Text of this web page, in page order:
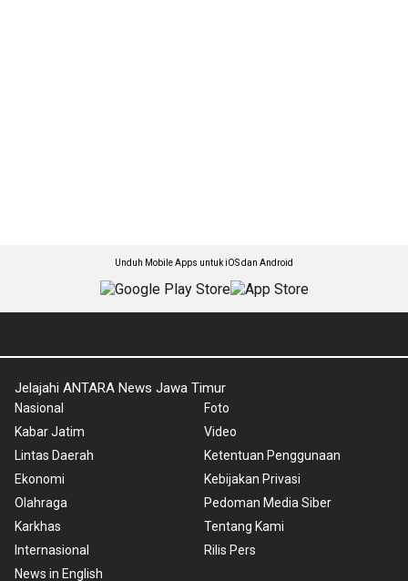
Unduh Mobile Apps untuk iOS dan Android
Jelajahi ANTARA News Jawa Timur
Nasional
Kabar Jatim
Lintas Daerah
Ekonomi
Olahraga
Karkhas
Internasional
News in English
Foto
Video
Ketentuan Penggunaan
Kebijakan Privasi
Pedoman Media Siber
Tentang Kami
Rilis Pers